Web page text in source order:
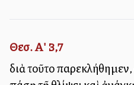
Θεσ. Α' 3,7
διὰ τοῦτο